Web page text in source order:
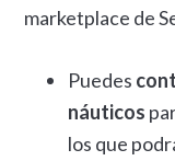
marketplace de
Puedes
náuticos
los que